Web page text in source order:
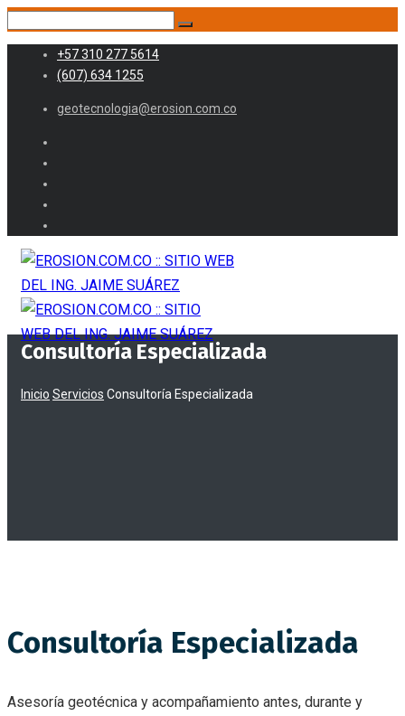
+57 310 277 5614
(607) 634 1255
geotecnologia@erosion.com.co
Consultoría Especializada
Inicio Servicios Consultoría Especializada
Consultoría Especializada
Asesoría geotécnica y acompañamiento antes, durante y